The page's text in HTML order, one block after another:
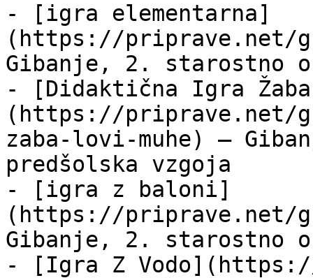
- [igra elementarna]
(https://priprave.net/
Gibanje, 2. starostno
- [Didaktična Igra
(https://priprave.net/
zaba-lovi-muhe) —
predšolska vzgoja
- [igra z baloni]
(https://priprave.net/
Gibanje, 2. starostno
- [Igra Z